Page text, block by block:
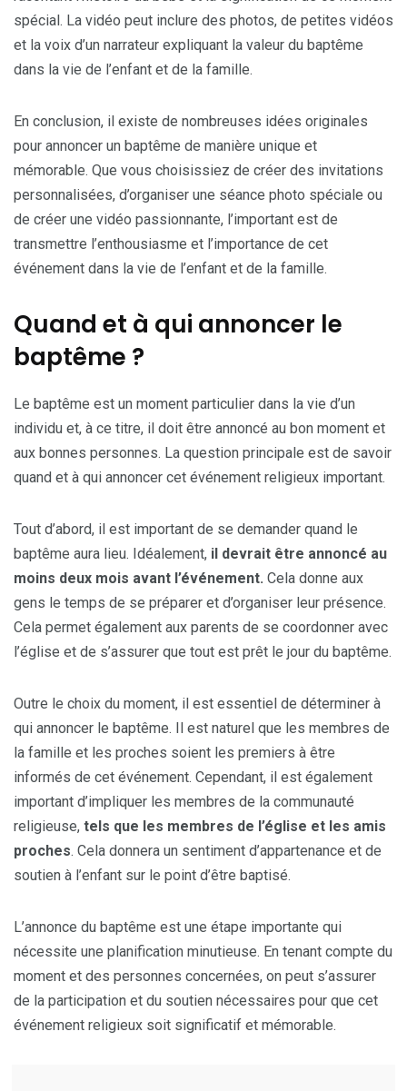
spécial. La vidéo peut inclure des photos, de petites vidéos
et la voix d’un narrateur expliquant la valeur du baptême
dans la vie de l’enfant et de la famille.
En conclusion, il existe de nombreuses idées originales
pour annoncer un baptême de manière unique et
mémorable. Que vous choisissiez de créer des invitations
personnalisées, d’organiser une séance photo spéciale ou
de créer une vidéo passionnante, l’important est de
transmettre l’enthousiasme et l’importance de cet
événement dans la vie de l’enfant et de la famille.
Quand et à qui annoncer le
baptême ?
Le baptême est un moment particulier dans la vie d’un
individu et, à ce titre, il doit être annoncé au bon moment et
aux bonnes personnes. La question principale est de savoir
quand et à qui annoncer cet événement religieux important.
Tout d’abord, il est important de se demander quand le
baptême aura lieu. Idéalement, il devrait être annoncé au
moins deux mois avant l’événement. Cela donne aux
gens le temps de se préparer et d’organiser leur présence.
Cela permet également aux parents de se coordonner avec
l’église et de s’assurer que tout est prêt le jour du baptême.
Outre le choix du moment, il est essentiel de déterminer à
qui annoncer le baptême. Il est naturel que les membres de
la famille et les proches soient les premiers à être
informés de cet événement. Cependant, il est également
important d’impliquer les membres de la communauté
religieuse, tels que les membres de l’église et les amis
proches. Cela donnera un sentiment d’appartenance et de
soutien à l’enfant sur le point d’être baptisé.
L’annonce du baptême est une étape importante qui
nécessite une planification minutieuse. En tenant compte du
moment et des personnes concernées, on peut s’assurer
de la participation et du soutien nécessaires pour que cet
événement religieux soit significatif et mémorable.